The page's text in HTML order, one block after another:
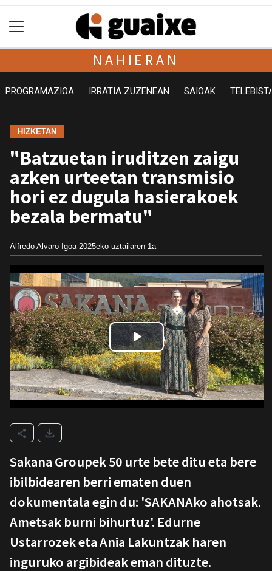
NAHIERAN
PROGRAMAZIOA IRRATIA ZUZENEAN SAIOAK
HIZKETAN
"Batzuetan iruditzen zaigu
azken urteetan transmisio
hori ez dugula hasierakoek
bezala bermatu"
Alfredo Alvaro Igoa 2025eko uztailaren 1a
Sakana Groupek 50 urte bete ditu eta bere
ibilbidearen berri ematen duen
dokumentala egin du: 'SAKANAko ahotsak.
Ametsak burni bihurtuz'. Edurne
Ustarrozek eta Ania Lakuntzak haren
inguruko argibideak eman dituzte.